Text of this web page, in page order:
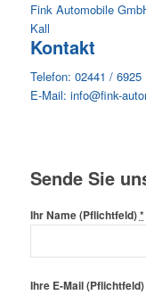
Fink Automobile
Kall
Kontakt
Telefon: 02441 / 6925
E-Mail: info@fink-
Sende Sie
Ihr Name (Pflichtfeld)*
Ihre E-Mail (Pflichtfeld)